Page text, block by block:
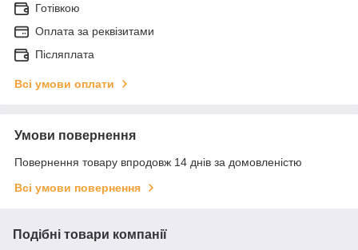
Готівкою
Оплата за реквізитами
Післяплата
Всі умови оплати
Умови повернення
Повернення товару впродовж 14 днів за домовленістю
Всі умови повернення
Подібні товари компанії